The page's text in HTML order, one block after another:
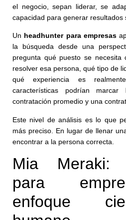
el negocio, sepan liderar, se
capacidad para generar resultados
Un headhunter para empresas
la búsqueda desde una
pregunta qué puesto se
resolver esa persona, qué tipo de
qué experiencia es
características podrían
contratación promedio y una
Este nivel de análisis es lo que
más preciso. En lugar de llenar
encontrar a la persona correcta.
Mia Meraki:
para
enfoque